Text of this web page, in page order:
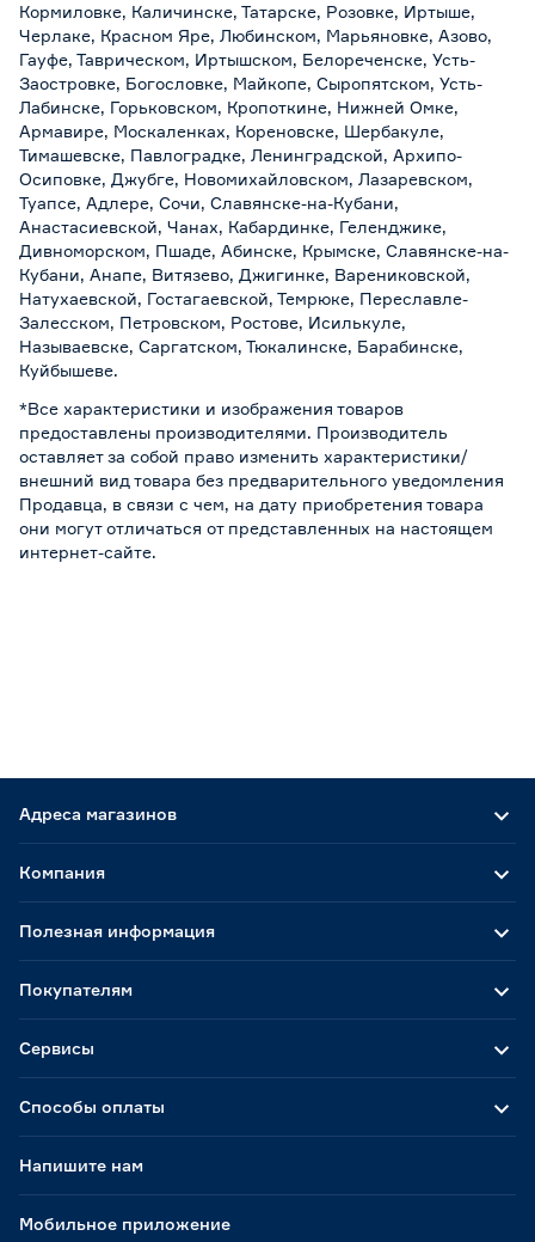
Кормиловке, Каличинске, Татарске, Розовке, Иртыше,
Черлаке, Красном Яре, Любинском, Марьяновке, Азово,
Гауфе, Таврическом, Иртышском, Белореченске, Усть-
Заостровке, Богословке, Майкопе, Сыропятском, Усть-
Лабинске, Горьковском, Кропоткине, Нижней Омке,
Армавире, Москаленках, Кореновске, Шербакуле,
Тимашевске, Павлоградке, Ленинградской, Архипо-
Осиповке, Джубге, Новомихайловском, Лазаревском,
Туапсе, Адлере, Сочи, Славянске-на-Кубани,
Анастасиевской, Чанах, Кабардинке, Геленджике,
Дивноморском, Пшаде, Абинске, Крымске, Славянске-на-
Кубани, Анапе, Витязево, Джигинке, Варениковской,
Натухаевской, Гостагаевской, Темрюке, Переславле-
Залесском, Петровском, Ростове, Исилькуле,
Называевске, Саргатском, Тюкалинске, Барабинске,
Куйбышеве.
*Все характеристики и изображения товаров
предоставлены производителями. Производитель
оставляет за собой право изменить характеристики/
внешний вид товара без предварительного уведомления
Продавца, в связи с чем, на дату приобретения товара
они могут отличаться от представленных на настоящем
интернет-сайте.
Адреса магазинов
Способы оплаты
Мобильное приложение
Компания
Полезная информация
Покупателям
Сервисы
Напишите нам